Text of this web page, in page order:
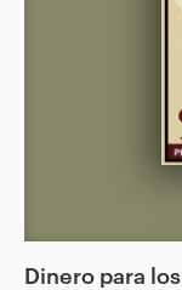
Dinero para